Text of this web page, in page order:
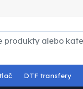
DTF transfery